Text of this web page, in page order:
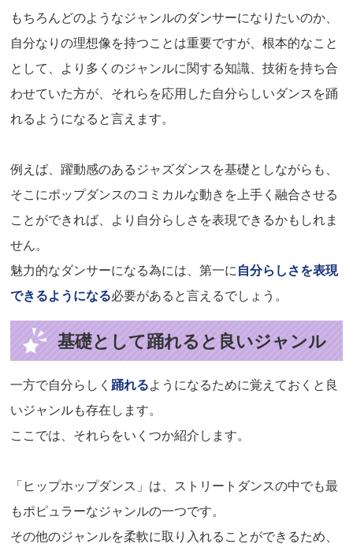
もちろんどのようなジャンルのダンサーになりたいのか、
自分なりの理想像を持つことは重要ですが、根本的なこと
として、より多くのジャンルに関する知識、技術を持ち合
わせていた方が、それらを応用した自分らしいダンスを踊
れるようになると言えます。
例えば、躍動感のあるジャズダンスを基礎としながらも、
そこにポップダンスのコミカルな動きを上手く融合させる
ことができれば、より自分らしさを表現できるかもしれま
せん。
魅力的なダンサーになる為には、第一に 自分らしさを表現
できるようになる必要があると言えるでしょう。
基礎として踊れると良いジャンル
一方で自分らしく 踊れるようになるために覚えておくと良
いジャンルも存在します。
ここでは、それらをいくつか紹介します。
「ヒップホップダンス」は、ストリートダンスの中でも最
もポピュラーなジャンルの一つです。
その他のジャンルを柔軟に取り入れることができるため、